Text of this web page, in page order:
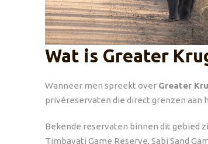
Wat is Greater
Wanneer men spreekt over Greater
privéreservaten die direct grenzen aan
Bekende reservaten binnen dit gebied
Timbavati Game Reserve, Sabi Sand